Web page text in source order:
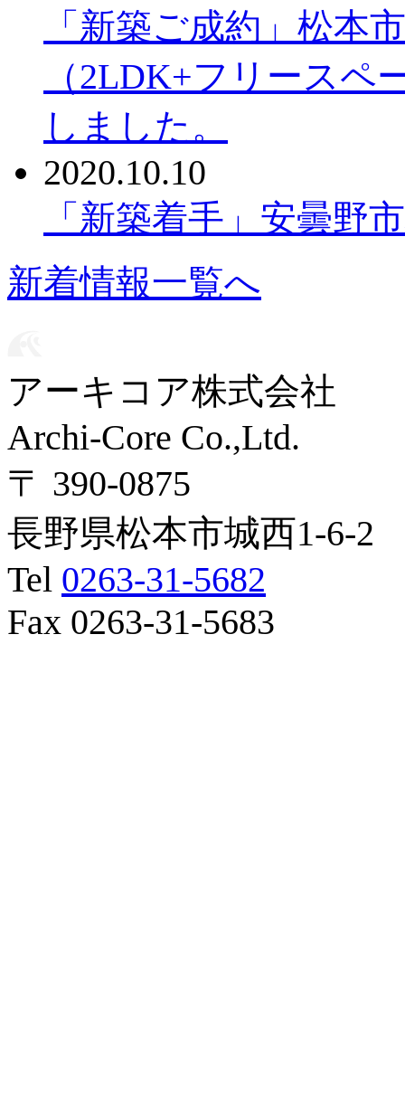
「新築ご成約」松
（2LDK+フリースペ
しました。
2020.10.10
「新築着手」安曇野
新着情報一覧へ
アーキコア株式会社
Archi-Core Co.,Ltd.
〒 390-0875
長野県松本市城西1-6-2
Tel 0263-31-5682
Fax 0263-31-5683